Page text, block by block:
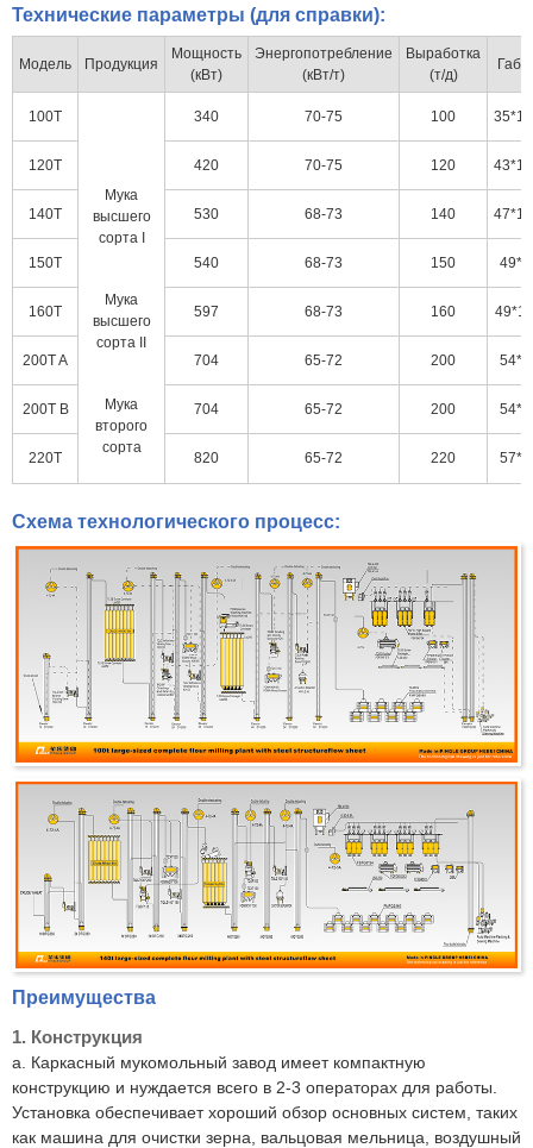
Технические параметры (для справки):
Модель Продукция
Мощность
(кВт)
Энергопотребление
(кВт/т)
Выработка
(т/д)
100T
Мука
высшего
сорта I
Мука
высшего
сорта II
Мука
второго
сорта
340 70-75 100
120T 420 70-75 120
140T 530 68-73 140
150T 540 68-73 150
160T 597 68-73 160
200T A 704 65-72 200
200T B 704 65-72 200
220T 820 65-72 220
Схема технологического процесс:
Преимущества
1. Конструкция
a. Каркасный мукомольный завод имеет компактную
конструкцию и нуждается всего в 2-3 операторах для работы.
Установка обеспечивает хороший обзор основных систем, таких
как машина для очистки зерна, вальцовая мельница, воздушный